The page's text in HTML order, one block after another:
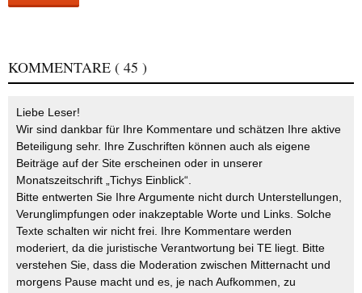
KOMMENTARE ( 45 )
Liebe Leser!
Wir sind dankbar für Ihre Kommentare und schätzen Ihre aktive
Beteiligung sehr. Ihre Zuschriften können auch als eigene
Beiträge auf der Site erscheinen oder in unserer
Monatszeitschrift „Tichys Einblick“.
Bitte entwerten Sie Ihre Argumente nicht durch Unterstellungen,
Verunglimpfungen oder inakzeptable Worte und Links. Solche
Texte schalten wir nicht frei. Ihre Kommentare werden
moderiert, da die juristische Verantwortung bei TE liegt. Bitte
verstehen Sie, dass die Moderation zwischen Mitternacht und
morgens Pause macht und es, je nach Aufkommen, zu